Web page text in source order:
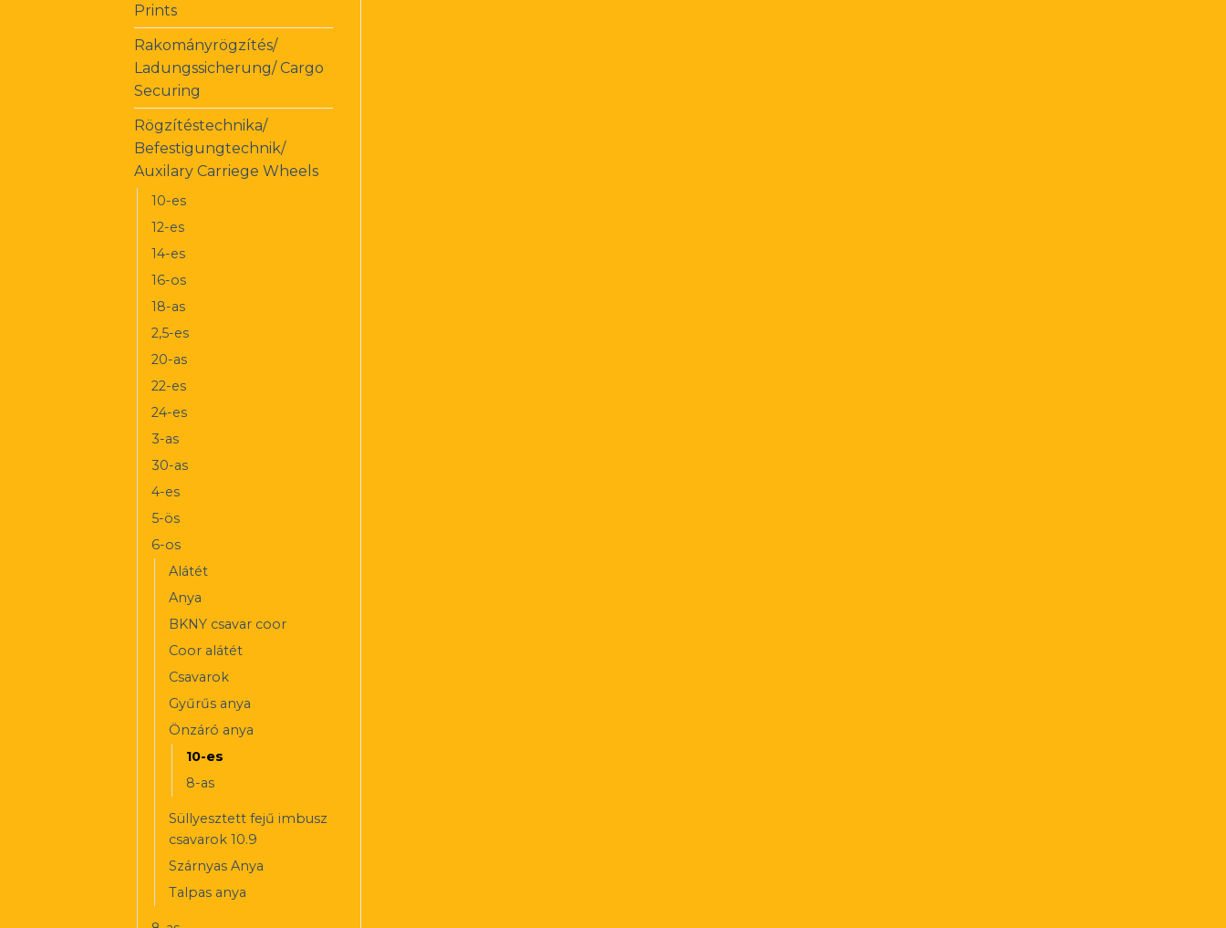
Prints
Rakományrögzítés/
Ladungssicherung/ Cargo
Securing
Rögzítéstechnika/
Befestigungtechnik/
Auxilary Carriege Wheels
10-es
12-es
14-es
16-os
18-as
2,5-es
20-as
22-es
24-es
3-as
30-as
4-es
5-ös
6-os
Alátét
Anya
BKNY csavar coor
Coor alátét
Csavarok
Gyűrűs anya
Önzáró anya
10-es
8-as
Süllyesztett fejű imbusz
csavarok 10.9
Szárnyas Anya
Talpas anya